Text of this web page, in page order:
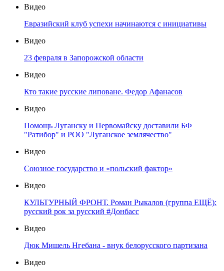
Видео
Евразийский клуб успехи начинаются с инициативы
Видео
23 февраля в Запорожской области
Видео
Кто такие русские липоване. Федор Афанасов
Видео
Помощь Луганску и Первомайску доставили БФ
"Ратибор" и РОО "Луганское землячество"
Видео
Союзное государство и «польский фактор»
Видео
КУЛЬТУРНЫЙ ФРОНТ. Роман Рыкалов (группа ЕЩЁ):
русский рок за русский #Донбасс
Видео
Дюк Мишель Нгебана - внук белорусского партизана
Видео